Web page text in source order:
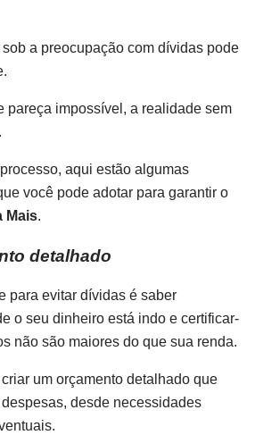
a preocupação com dívidas pode
pareça impossível, a realidade sem
aqui estão algumas
você pode adotar para garantir o
Mais.
detalhado
para evitar dívidas é saber
o seu dinheiro está indo e certificar-
não são maiores do que sua renda.
um orçamento detalhado que
desde necessidades